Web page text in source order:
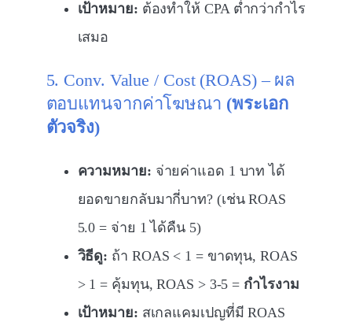
เป้าหมาย: ต้องทำให้ CPA ต่ำกว่ากำไร
เสมอ
5. Conv. Value / Cost (ROAS) – ผล
ตอบแทนจากค่าโฆษณา (พระเอก
ตัวจริง)
ความหมาย: จ่ายค่าแอด 1 บาท ได้
ยอดขายกลับมากี่บาท? (เช่น ROAS
5.0 = จ่าย 1 ได้คืน 5)
วิธีดู: ถ้า ROAS < 1 = ขาดทุน, ROAS
> 1 = คุ้มทุน, ROAS > 3-5 = กำไรงาม
เป้าหมาย: สเกลแคมเปญที่มี ROAS